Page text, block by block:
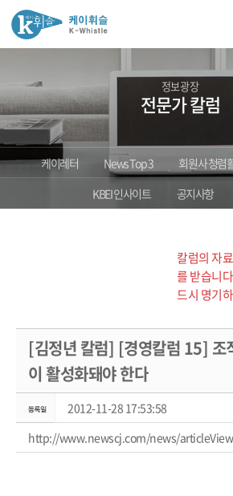
정보광장
전문가 칼럼
케이레터 News Top 3 회원사 청렴
KBEI 인사이트
공지사항
칼럼의 자
를 받습니
드시 명기
[김정년 칼럼] [경영칼럼 15] 조
이 활성화돼야 한다
2012-11-28 17:53:58
http://www.newscj.com/news/